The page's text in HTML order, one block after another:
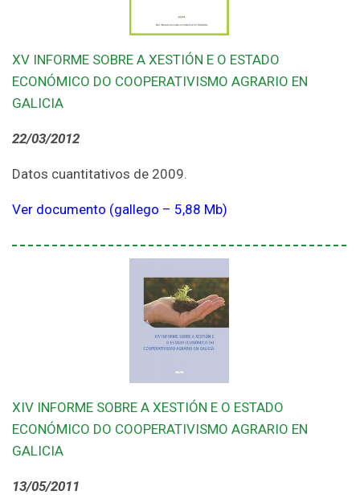
XV INFORME SOBRE A XESTIÓN E O ESTADO
ECONÓMICO DO COOPERATIVISMO AGRARIO EN
GALICIA
22/03/2012
Datos cuantitativos de 2009.
Ver documento (gallego – 5,88 Mb)
XIV INFORME SOBRE A XESTIÓN E O ESTADO
ECONÓMICO DO COOPERATIVISMO AGRARIO EN
GALICIA
13/05/2011